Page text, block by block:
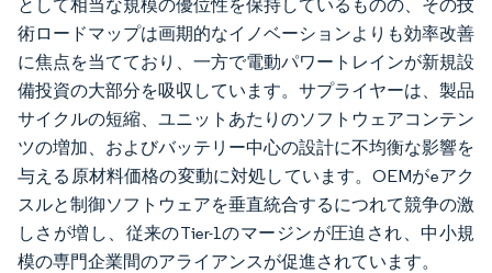
として相当な規模の優位性を保持しているものの、その技
術ロードマップは画期的なイノベーションよりも効率改善
に焦点を当てており、一方で電動パワートレインが新規設
備投資の大部分を吸収しています。サプライヤーは、製品
サイクルの短縮、ユニットあたりのソフトウェアコンテン
ツの増加、およびバッテリー中心の設計に不均衡な影響を
与える原材料価格の変動に対処しています。OEMがeアク
スルと制御ソフトウェアを垂直統合するにつれて競争の激
しさが増し、従来のTier-1のマージンが圧迫され、中小規
模の専門企業間のアライアンスが促進されています。